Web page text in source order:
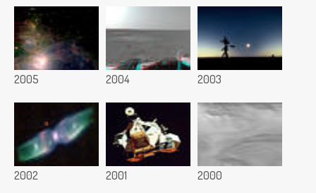
2005 2004 2003
2002 2001 2000